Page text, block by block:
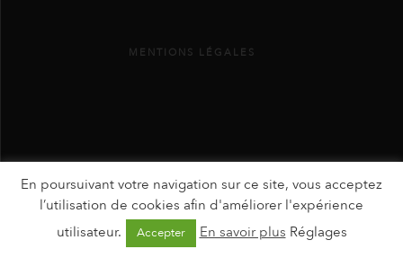
MENTIONS LÉGALES
En poursuivant votre navigation sur ce site, vous acceptez
l’utilisation de cookies afin d'améliorer l'expérience
utilisateur.
Accepter En savoir plus Réglages